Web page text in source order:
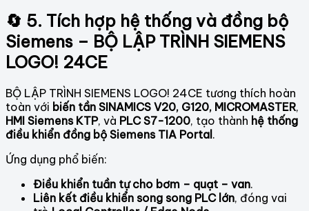
🔄 5. Tích hợp hệ thống và đồng bộ
Siemens – BỘ LẬP TRÌNH SIEMENS
LOGO! 24CE
BỘ LẬP TRÌNH SIEMENS LOGO! 24CE tương thích hoàn
toàn với biến tần SINAMICS V20, G120, MICROMASTER,
HMI Siemens KTP, và PLC S7-1200, tạo thành hệ thống
điều khiển đồng bộ Siemens TIA Portal.
Ứng dụng phổ biến:
Điều khiển tuần tự cho bơm – quạt – van.
Liên kết điều khiển song song PLC lớn, đóng vai